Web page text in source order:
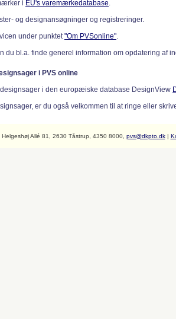
i EU's varemærkedatabase.
og designansøgninger og registreringer.
under punktet"Om PVSonline".
du bl.a. finde generel information om opdatering af
i PVS online
i den europæiske database DesignView
er du også velkommen til at ringe eller
, Helgeshøj Allé 81, 2630 Tåstrup, 4350 8000, pvs@dkpto.dk|